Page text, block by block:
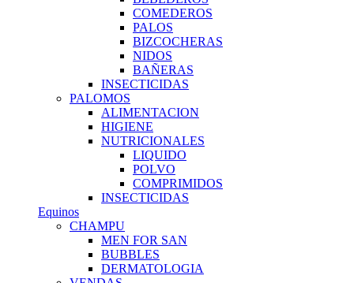
COMEDEROS
PALOS
BIZCOCHERAS
NIDOS
BAÑERAS
INSECTICIDAS
PALOMOS
ALIMENTACION
HIGIENE
NUTRICIONALES
LIQUIDO
POLVO
COMPRIMIDOS
INSECTICIDAS
Equinos
CHAMPU
MEN FOR SAN
BUBBLES
DERMATOLOGIA